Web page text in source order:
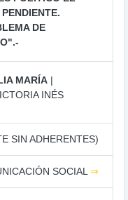
DE
MARÍA|
INÉS
SIN ADHERENTES)
SOCIAL ⇒